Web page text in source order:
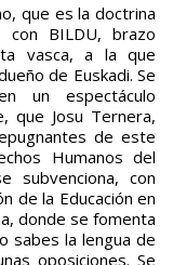
que es la doctrina
con BILDU, brazo
vasca, a la que
de Euskadi. Se
un espectáculo
que Josu Ternera,
de este
Humanos del
subvenciona, con
de la Educación en
donde se fomenta
sabes la lengua de
oposiciones. Se